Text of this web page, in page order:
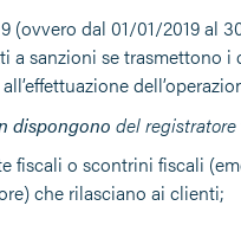
(ovvero dal 01/01/2019 al
a sanzioni se trasmettono i
dispongono del
fiscali o scontrini fiscali
che rilasciano ai clienti;